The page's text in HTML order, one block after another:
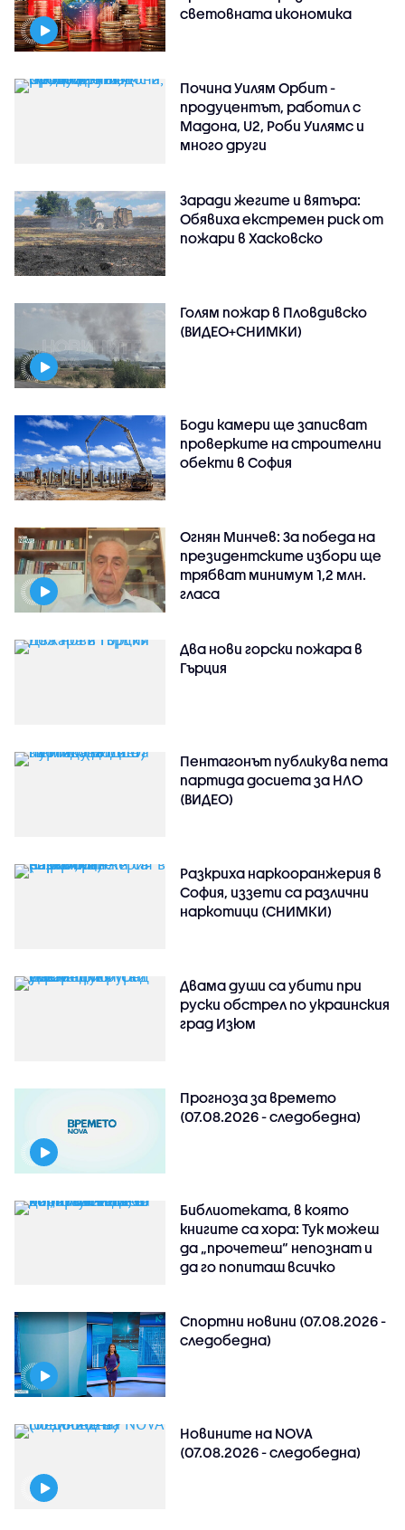
световната икономика
Почина Уилям Орбит -
продуцентът, работил с
Мадона, U2, Роби Уилямс и
много други
Заради жегите и вятъра:
Обявиха екстремен риск от
пожари в Хасковско
Голям пожар в Пловдивско
(ВИДЕО+СНИМКИ)
Боди камери ще записват
проверките на строителни
обекти в София
Огнян Минчев: За победа на
президентските избори ще
трябват минимум 1,2 млн.
гласа
Два нови горски пожара в
Гърция
Пентагонът публикува пета
партида досиета за НЛО
(ВИДЕО)
Разкриха наркооранжерия в
София, иззети са различни
наркотици (СНИМКИ)
Двама души са убити при
руски обстрeл по украинския
град Изюм
Прогноза за времето
(07.08.2026 - следобедна)
Библиотеката, в която
книгите са хора: Тук можеш
да „прочетеш“ непознат и
да го попиташ всичко
Спортни новини (07.08.2026 -
следобедна)
Новините на NOVA
(07.08.2026 - следобедна)